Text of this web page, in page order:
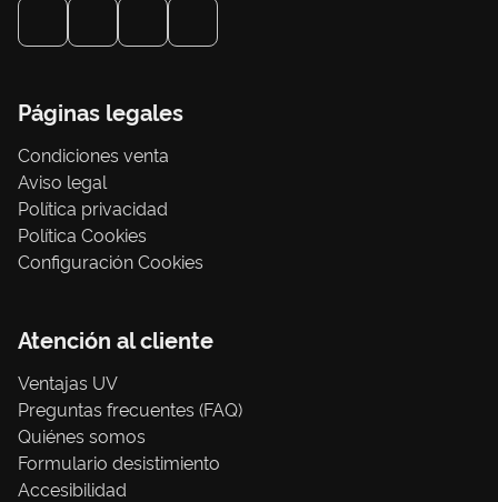
Páginas legales
Condiciones venta
Aviso legal
Política privacidad
Política Cookies
Configuración Cookies
Atención al cliente
Ventajas UV
Preguntas frecuentes (FAQ)
Quiénes somos
Formulario desistimiento
Accesibilidad